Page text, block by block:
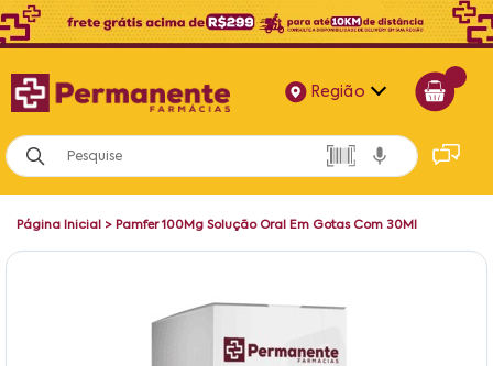
Região
Alagoas
Bahia
Página Inicial > Pamfer 100Mg Solução Oral Em Gotas Com 30Ml